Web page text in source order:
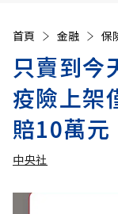
首頁 金融 保
只賣到今
疫險上架
賠10萬元
中央社